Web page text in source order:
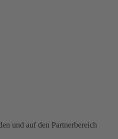
und auf den Partnerbereich